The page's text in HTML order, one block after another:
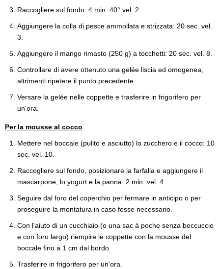
Raccogliere sul fondo: 4 min. 40° vel. 2.
Aggiungere la colla di pesce ammollata e strizzata: 20 sec. vel.
3.
Aggiungere il mango rimasto (250 g) a tocchetti: 20 sec. vel. 8.
Controllare di avere ottenuto una gelée liscia ed omogenea,
altrimenti ripetere il punto precedente.
Versare la gelée nelle coppette e trasferire in frigorifero per
un'ora.
Per la mousse al cocco
Mettere nel boccale (pulito e asciutto) lo zucchero e il cocco: 10
sec. vel. 10.
Raccogliere sul fondo, posizionare la farfalla e aggiungere il
mascarpone, lo yogurt e la panna: 2 min. vel. 4.
Seguire dal foro del coperchio per fermare in anticipo o per
proseguire la montatura in caso fosse necessario.
Con l'aiuto di un cucchiaio (o una sac à poche senza beccuccio
e con foro largo) riempire le coppette con la mousse del
boccale fino a 1 cm dal bordo.
Trasferire in frigorifero per un'ora.